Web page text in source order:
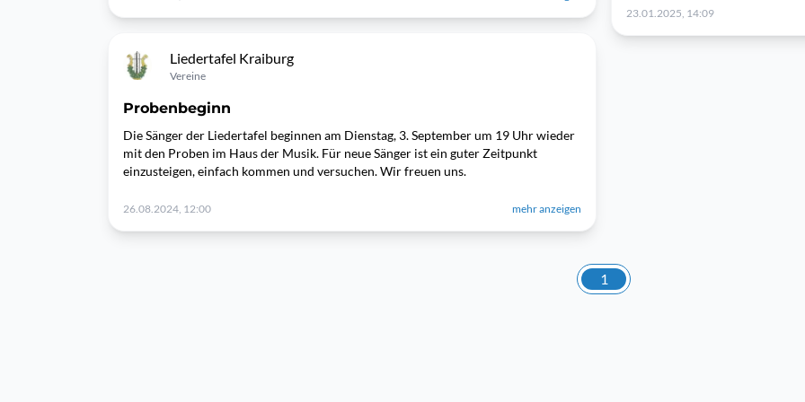
Liedertafel Kraiburg
Vereine
Probenbeginn
Die Sänger der Liedertafel beginnen am Dienstag, 3. September um 19 Uhr wieder
mit den Proben im Haus der Musik. Für neue Sänger ist ein guter Zeitpunkt
einzusteigen, einfach kommen und versuchen. Wir freuen uns.
26.08.2024, 12:00 mehr anzeigen
23.01.2025, 14:09
1